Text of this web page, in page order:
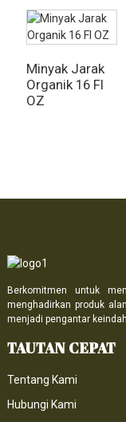
Minyak Jarak
Organik 16 Fl
OZ
Berkomitmen untuk
menghadirkan produk
menjadi pengantar
TAUTAN CEPAT
Tentang Kami
Hubungi Kami